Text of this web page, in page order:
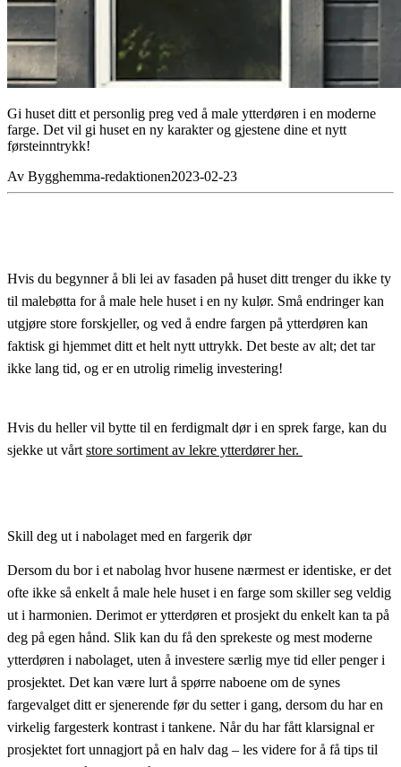
Gi huset ditt et personlig preg ved å male ytterdøren i en moderne
farge. Det vil gi huset en ny karakter og gjestene dine et nytt
førsteinntrykk!
Av Bygghemma-redaktionen2023-02-23
Hvis du begynner å bli lei av fasaden på huset ditt trenger du ikke ty
til malebøtta for å male hele huset i en ny kulør. Små endringer kan
utgjøre store forskjeller, og ved å endre fargen på ytterdøren kan
faktisk gi hjemmet ditt et helt nytt uttrykk. Det beste av alt; det tar
ikke lang tid, og er en utrolig rimelig investering!
Hvis du heller vil bytte til en ferdigmalt dør i en sprek farge, kan du
sjekke ut vårt store sortiment av lekre ytterdører her.
Skill deg ut i nabolaget med en fargerik dør
Dersom du bor i et nabolag hvor husene nærmest er identiske, er det
ofte ikke så enkelt å male hele huset i en farge som skiller seg veldig
ut i harmonien. Derimot er ytterdøren et prosjekt du enkelt kan ta på
deg på egen hånd. Slik kan du få den sprekeste og mest moderne
ytterdøren i nabolaget, uten å investere særlig mye tid eller penger i
prosjektet. Det kan være lurt å spørre naboene om de synes
fargevalget ditt er sjenerende før du setter i gang, dersom du har en
virkelig fargesterk kontrast i tankene. Når du har fått klarsignal er
prosjektet fort unnagjort på en halv dag – les videre for å få tips til